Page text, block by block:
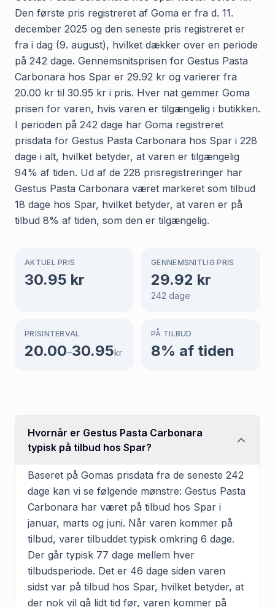
Den første pris registreret af Goma er fra d. 11.
december 2025 og den seneste pris registreret er
fra i dag (9. august), hvilket dækker over en periode
på 242 dage. Gennemsnitsprisen for Gestus Pasta
Carbonara hos Spar er 29.92 kr og varierer fra
20.00 kr til 30.95 kr i pris. Hver nat gemmer Goma
prisen for varen, hvis varen er tilgængelig i butikken.
I perioden på 242 dage har Goma registreret
prisdata for Gestus Pasta Carbonara hos Spar i 228
dage i alt, hvilket betyder, at varen er tilgængelig
94% af tiden. Ud af de 228 prisregistreringer har
Gestus Pasta Carbonara været markeret som tilbud
18 dage hos Spar, hvilket betyder, at varen er på
tilbud 8% af tiden, som den er tilgængelig.
AKTUEL PRIS
30.95 kr
GENNEMSNITLIG PRIS
29.92 kr
242 dage
PRISINTERVAL
20.00–30.95kr
PÅ TILBUD
8% af tiden
Hvornår er Gestus Pasta Carbonara
typisk på tilbud hos Spar?
Baseret på Gomas prisdata fra de seneste 242
dage kan vi se følgende mønstre: Gestus Pasta
Carbonara har været på tilbud hos Spar i
januar, marts og juni. Når varen kommer på
tilbud, varer tilbuddet typisk omkring 6 dage.
Der går typisk 77 dage mellem hver
tilbudsperiode. Det er 46 dage siden varen
sidst var på tilbud hos Spar, hvilket betyder, at
der nok vil gå lidt tid før, varen kommer på